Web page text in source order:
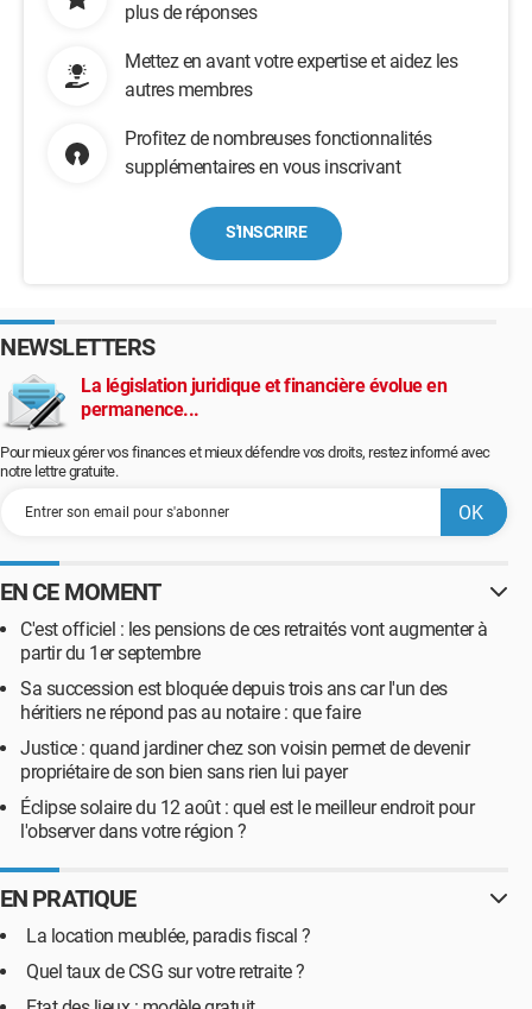
plus de réponses
Mettez en avant votre expertise et aidez les
autres membres
Profitez de nombreuses fonctionnalités
supplémentaires en vous inscrivant
S'INSCRIRE
NEWSLETTERS
La législation juridique et financière évolue en
permanence...
Pour mieux gérer vos finances et mieux défendre vos droits, restez informé avec
notre lettre gratuite.
EN CE MOMENT
C'est officiel : les pensions de ces retraités vont augmenter à
partir du 1er septembre
Sa succession est bloquée depuis trois ans car l'un des
héritiers ne répond pas au notaire : que faire
Justice : quand jardiner chez son voisin permet de devenir
propriétaire de son bien sans rien lui payer
Éclipse solaire du 12 août : quel est le meilleur endroit pour
l'observer dans votre région ?
EN PRATIQUE
La location meublée, paradis fiscal ?
Quel taux de CSG sur votre retraite ?